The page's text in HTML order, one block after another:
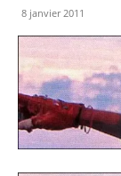
8 janvier 2011